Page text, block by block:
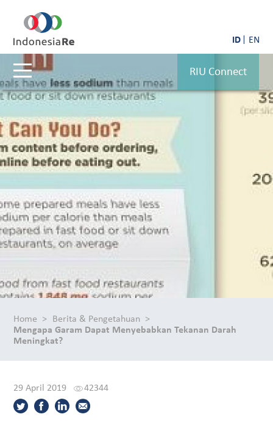
ID EN
RIU Connect
Home
Berita & Pengetahuan
Mengapa Garam Dapat Menyebabkan Tekanan Darah
Meningkat?
29 April 2019 42344